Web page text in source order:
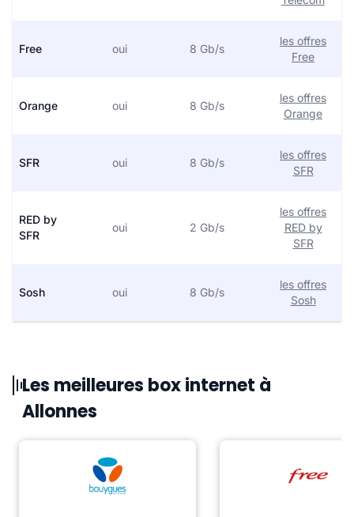
Free oui 8 Gb/s
les offres
Free
Orange oui 8 Gb/s
les offres
Orange
SFR oui 8 Gb/s
les offres
SFR
RED by
SFR
oui 2 Gb/s
les offres
RED by
SFR
Sosh oui 8 Gb/s
les offres
Sosh
Les meilleures box internet à
Allonnes